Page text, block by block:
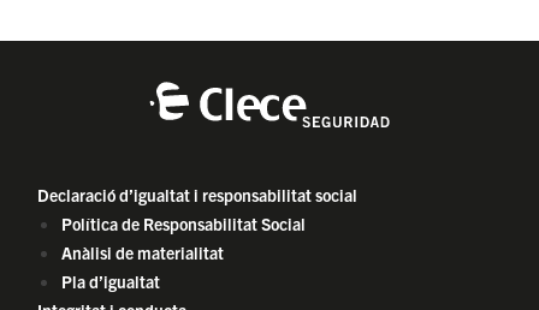
Declaració d’igualtat i responsabilitat social
Política de Responsabilitat Social
Anàlisi de materialitat
Pla d’igualtat